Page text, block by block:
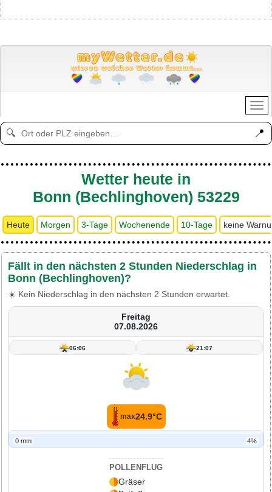
🔍 📍
Wetter heute in
Bonn (Bechlinghoven) 53229
Heute Morgen 3-Tage Wochenende 10-Tage keine
Fällt in den nächsten 2 Stunden Niederschlag in
Bonn (Bechlinghoven)?
☀️ Kein Niederschlag in den nächsten 2 Stunden erwartet.
Freitag
07.08.2026
06:06 21:07
max24.9°C
0 mm 4%
POLLENFLUG
Gräser